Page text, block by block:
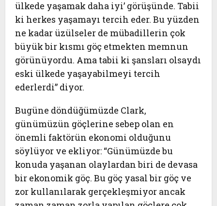
ülkede yaşamak daha iyi’ görüşünde. Tabii
ki herkes yaşamayı tercih eder. Bu yüzden
ne kadar üzülseler de mübadillerin çok
büyük bir kısmı göç etmekten memnun
görünüyordu. Ama tabii ki şansları olsaydı
eski ülkede yaşayabilmeyi tercih
ederlerdi” diyor.
Bugüne döndüğümüzde Clark,
günümüzün göçlerine sebep olan en
önemli faktörün ekonomi olduğunu
söylüyor ve ekliyor: “Günümüzde bu
konuda yaşanan olaylardan biri de devasa
bir ekonomik göç. Bu göç yasal bir göç ve
zor kullanılarak gerçekleşmiyor ancak